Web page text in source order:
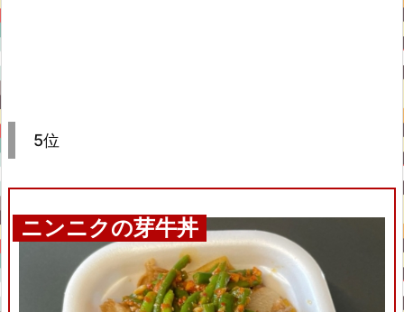
5位
ニンニクの芽牛丼